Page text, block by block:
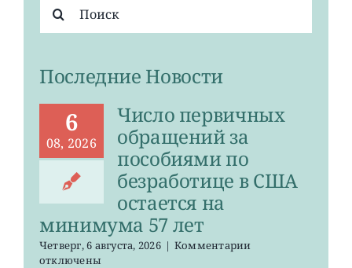
поиска:
Последние Новости
6
08, 2026
Число первичных
обращений за
пособиями по
безработице в США
остается на
минимума 57 лет
Четверг, 6 августа, 2026 | Комментариик
отключены